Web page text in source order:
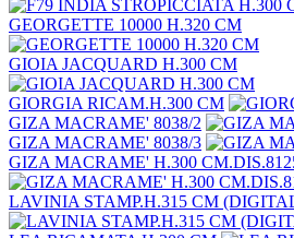
GEORGETTE 10000 H.320 CM
GIOIA JACQUARD H.300 CM
GIORGIA RICAM.H.300 CM
GIZA MACRAME' 8038/2
GIZA MACRAME' 8038/3
GIZA MACRAME' H.300
LAVINIA STAMP.H.315 CM